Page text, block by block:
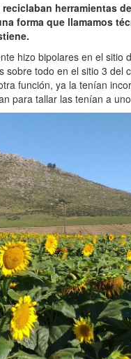
herramientas
forma que llamamos
hizo bipolares en el
todo en el sitio 3 del
función, ya la tenían
para tallar las tenían a